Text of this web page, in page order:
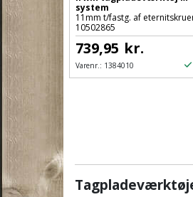
system
11mm t/fastg. af
10502865
739,95 kr.
Varenr.: 1384010